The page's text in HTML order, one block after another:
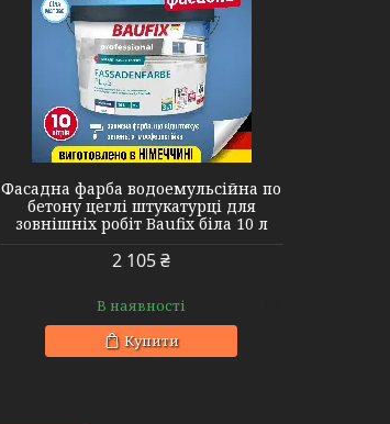
Фасадна фарба водоемульсійна по
бетону цеглі штукатурці для
зовнішніх робіт Baufix біла 10 л
2 105 ₴
В наявності
Купити